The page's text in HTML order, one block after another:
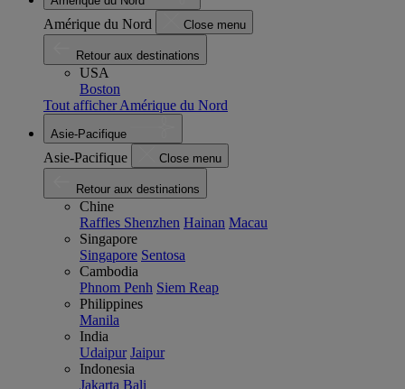
Amérique du Nord Close menu
Retour aux destinations
USA
Boston
Tout afficher Amérique du Nord
Asie-Pacifique
Asie-Pacifique Close menu
Retour aux destinations
Chine
Raffles Shenzhen Hainan Macau
Singapore
Singapore Sentosa
Cambodia
Phnom Penh Siem Reap
Philippines
Manila
India
Udaipur Jaipur
Indonesia
Jakarta Bali